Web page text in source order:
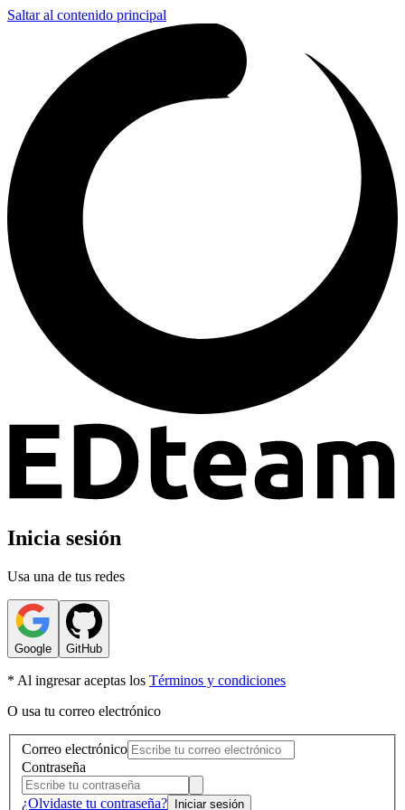
Saltar al contenido principal
Inicia sesión
Usa una de tus redes
Google GitHub
* Al ingresar aceptas los Términos y condiciones
O usa tu correo electrónico
Correo electrónico
Contraseña
¿Olvidaste tu contraseña? Iniciar sesión